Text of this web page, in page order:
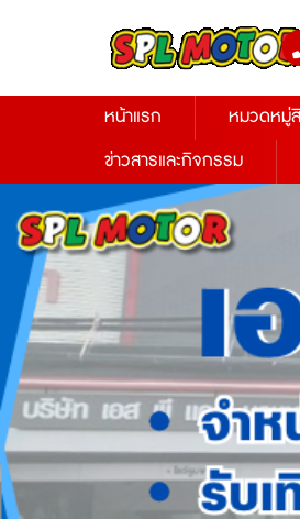
หน้าแรก หมวดหมู่
ข่าวสารและกิจกรรม